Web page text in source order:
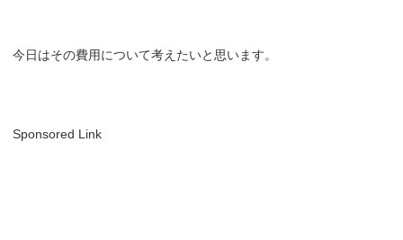
今日はその費用について考えたいと思います。
Sponsored Link